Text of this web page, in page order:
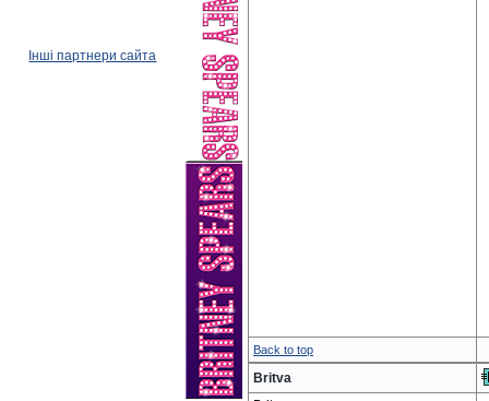
Інші партнери сайта
Back to top
Britva